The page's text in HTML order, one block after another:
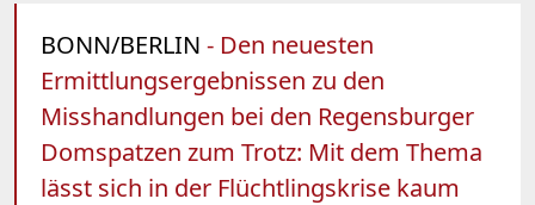
BONN/BERLIN - Den neuesten
Ermittlungsergebnissen zu den
Misshandlungen bei den Regensburger
Domspatzen zum Trotz: Mit dem Thema
lässt sich in der Flüchtlingskrise kaum